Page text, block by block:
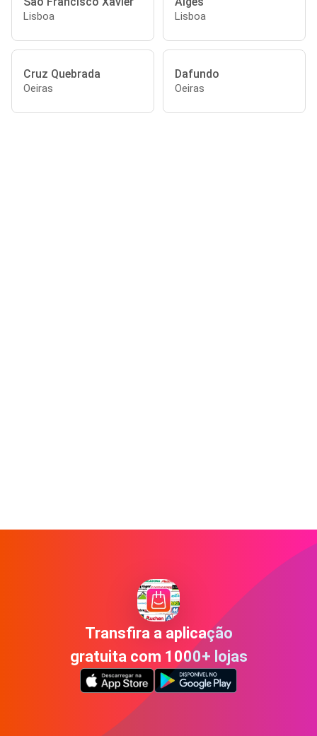
Lisboa Lisboa
Cruz Quebrada
Oeiras
Dafundo
Oeiras
Transfira a aplicação
gratuita com 1000+ lojas